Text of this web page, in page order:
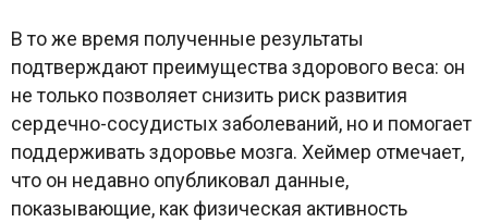
В то же время полученные результаты
подтверждают преимущества здорового веса: он
не только позволяет снизить риск развития
сердечно-сосудистых заболеваний, но и помогает
поддерживать здоровье мозга. Хеймер отмечает,
что он недавно опубликовал данные,
показывающие, как физическая активность